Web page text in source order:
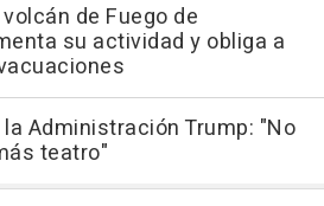
de Fuego de
su actividad y obliga a
Administración Trump: "No
teatro"